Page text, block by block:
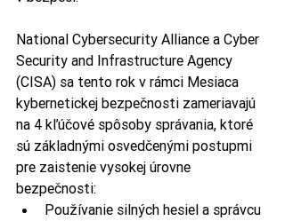
National Cybersecurity Alliance a Cyber
Security and Infrastructure Agency
(CISA) sa tento rok v rámci Mesiaca
kybernetickej bezpečnosti zameriavajú
na 4 kľúčové spôsoby správania, ktoré
sú základnými osvedčenými postupmi
pre zaistenie vysokej úrovne
bezpečnosti:
Používanie silných hesiel a správcu